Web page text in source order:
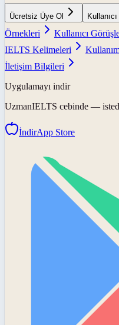
Ücretsiz Üye Ol
Örnekleri
Kullanıcı
IELTS Kelimeleri
İletişim Bilgileri
Uygulamayı indir
UzmanIELTS cebinde —
İndirApp Store